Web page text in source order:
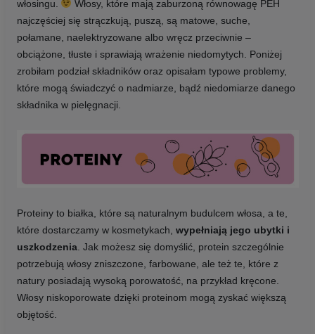
włosingu.
Włosy, które mają zaburzoną równowagę PEH
najczęściej się strączkują, puszą, są matowe, suche,
połamane, naelektryzowane albo wręcz przeciwnie –
obciążone, tłuste i sprawiają wrażenie niedomytych. Poniżej
zrobiłam podział składników oraz opisałam typowe problemy,
które mogą świadczyć o nadmiarze, bądź niedomiarze danego
składnika w pielęgnacji.
Proteiny to białka, które są naturalnym budulcem włosa, a te,
które dostarczamy w kosmetykach, wypełniają jego ubytki i
uszkodzenia. Jak możesz się domyślić, protein szczególnie
potrzebują włosy zniszczone, farbowane, ale też te, które z
natury posiadają wysoką porowatość, na przykład kręcone.
Włosy niskoporowate dzięki proteinom mogą zyskać większą
objętość.